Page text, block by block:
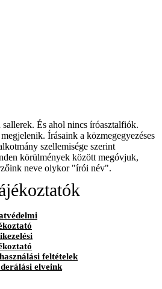
És ahol nincs íróasztalfiók.
Írásaink a közmegegyezéses
szellemisége szerint
körülmények között megóvjuk,
neve olykor "írói név".
feltételek
elveink